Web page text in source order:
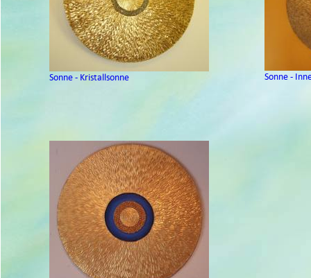
Sonne - Kristallsonne Sonne -